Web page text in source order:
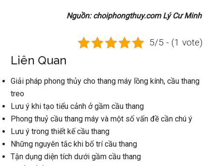
Nguồn: choiphongthuy.com Lý Cư Minh
5/5 - (1 vote)
Liên Quan
Giải pháp phong thủy cho thang máy lồng kính, cầu thang
treo
Lưu ý khi tạo tiểu cảnh ở gầm cầu thang
Phong thuỷ cầu thang máy và một số vấn đề cần chú ý
Lưu ý trong thiết kế cầu thang
Những nguyên tắc khi bố trí cầu thang
Tận dụng diện tích dưới gầm cầu thang